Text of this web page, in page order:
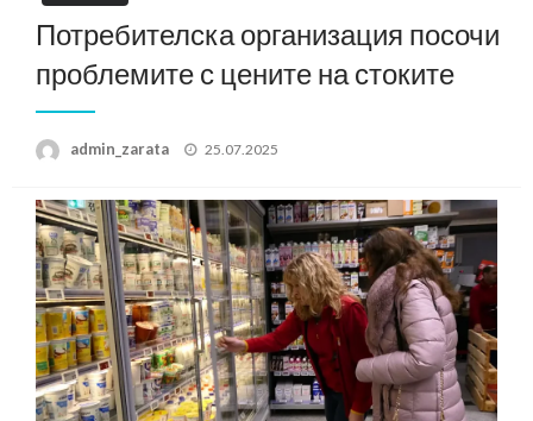
Потребителска организация посочи
проблемите с цените на стоките
admin_zarata
Posted
25.07.2025